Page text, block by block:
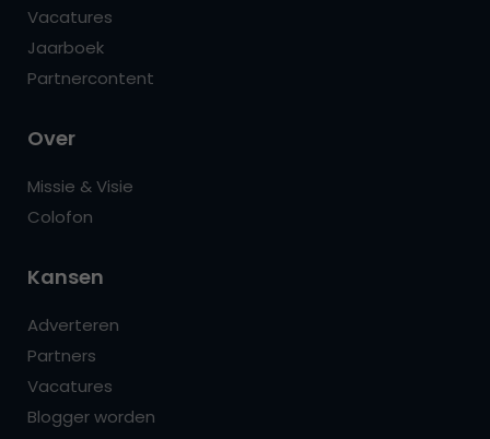
Vacatures
Jaarboek
Partnercontent
Over
Missie & Visie
Colofon
Kansen
Adverteren
Partners
Vacatures
Blogger worden